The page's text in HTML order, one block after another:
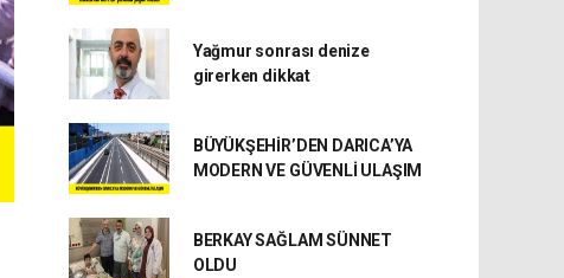
Yağmur sonrası denize
girerken dikkat
BÜYÜKŞEHİR’DEN DARICA’YA
MODERN VE GÜVENLİ ULAŞIM
BERKAY SAĞLAM SÜNNET
OLDU